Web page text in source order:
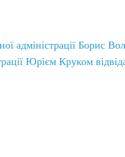
адміністрації Борис
Юрієм Круком